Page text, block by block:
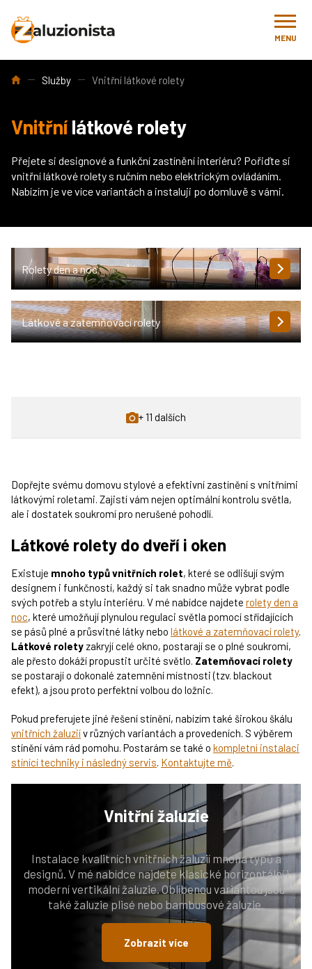
MENU
Úvod Služby Vnitřní látkové rolety
Vnitřní látkové rolety
Přejete si designové a funkční zastínění interiéru? Pořiďte si
vnitřní látkové rolety s ručním nebo elektrickým ovládáním.
Nabízím je ve více variantách a instaluji po domluvě s vámi.
Rolety den a noc
Látkové a zatemňovací rolety
+ 11 dalších
Dopřejte svému domovu stylové a efektivní zastínění s vnitřními
látkovými roletami. Zajistí vám nejen optimální kontrolu světla,
ale i dostatek soukromí pro nerušené pohodlí.
Látkové rolety do dveří i oken
Existuje mnoho typů vnitřních rolet, které se odlišují svým
designem i funkčností, každý si tak snadno může vybrat podle
svých potřeb a stylu interiéru. V mé nabídce najdete rolety den a
noc, které umožňují plynulou regulaci světla pomocí střídajících
se pásů plné a průsvitné látky nebo látkové a zatemňovací rolety.
Látkové rolety zakryjí celé okno, postarají se o plné soukromí,
ale přesto dokáží propustit určité světlo. Zatemňovací rolety
se postarají o dokonalé zatemnění místnosti (tzv. blackout
efekt), a jsou proto perfektní volbou do ložnic.
Pokud preferujete jiné řešení stínění, nabízím také širokou škálu
vnitřních žaluziív různých variantách a provedeních. S výběrem
stínění vám rád pomohu. Postarám se také o kompletní instalaci
stínící techniky i následný servis. Kontaktujte mě.
Vnitřnížaluzie
Instalace kvalitních vnitřních žaluzií mnoha typů a
designů. V mé nabídce najdete klasické horizontální i
moderní vertikální žaluzie. Oblíbenou variantou jsou
také žaluzie plisé nebo bambusové žaluzie.
Zobrazit více